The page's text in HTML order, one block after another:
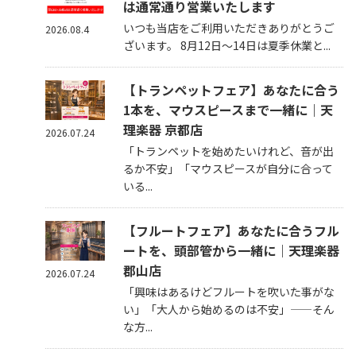
は通常通り営業いたします
いつも当店をご利用いただきありがとうご
ざいます。 8月12日～14日は夏季休業と...
2026.08.4
【トランペットフェア】あなたに合う
1本を、マウスピースまで一緒に｜天
理楽器 京都店
「トランペットを始めたいけれど、音が出
るか不安」「マウスピースが自分に合って
いる...
2026.07.24
【フルートフェア】あなたに合うフル
ートを、頭部管から一緒に｜天理楽器
郡山店
「興味はあるけどフルートを吹いた事がな
い」「大人から始めるのは不安」——そん
な方...
2026.07.24